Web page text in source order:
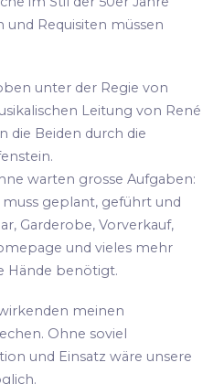
und Requisiten müssen
unter der Regie von
Leitung von René
die Beiden durch die
warten grosse Aufgaben:
geplant, geführt und
Garderobe, Vorverkauf,
und vieles mehr
Hände benötigt.
meinen
Ohne soviel
und Einsatz wäre unsere